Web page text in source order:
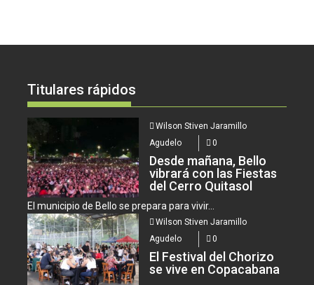
Titulares rápidos
Wilson Stiven Jaramillo
Agudelo
0
Desde mañana, Bello
vibrará con las Fiestas
del Cerro Quitasol
El municipio de Bello se prepara para vivir...
Wilson Stiven Jaramillo
Agudelo
0
El Festival del Chorizo
se vive en Copacabana